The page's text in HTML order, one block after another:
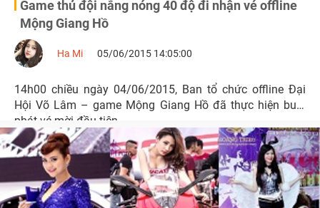
Game thủ đội nắng nóng 40 độ đi nhận vé offline
Mộng Giang Hồ
Ha Mi 05/06/2015 14:05:00
14h00 chiều ngày 04/06/2015, Ban tổ chức offline Đại
Hội Võ Lâm – game Mộng Giang Hồ đã thực hiện buổi
phát vé mời đầu tiên.